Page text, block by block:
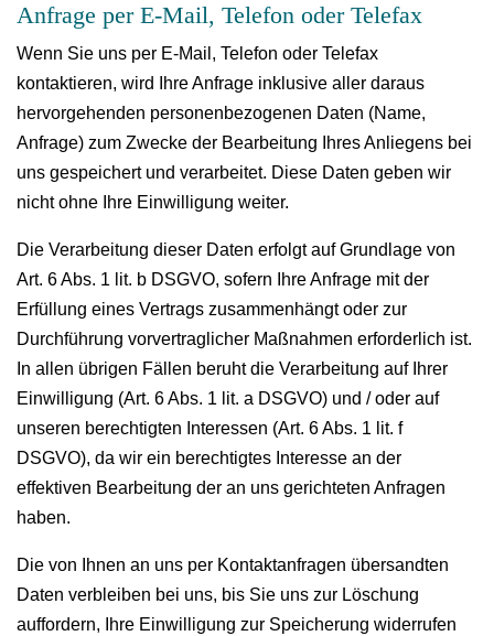
Anfrage per E-Mail, Telefon oder Telefax
Wenn Sie uns per E-Mail, Telefon oder Telefax
kontaktieren, wird Ihre Anfrage inklusive aller daraus
hervorgehenden personenbezogenen Daten (Name,
Anfrage) zum Zwecke der Bearbeitung Ihres Anliegens bei
uns gespeichert und verarbeitet. Diese Daten geben wir
nicht ohne Ihre Einwilligung weiter.
Die Verarbeitung dieser Daten erfolgt auf Grundlage von
Art. 6 Abs. 1 lit. b DSGVO, sofern Ihre Anfrage mit der
Erfüllung eines Vertrags zusammenhängt oder zur
Durchführung vorvertraglicher Maßnahmen erforderlich ist.
In allen übrigen Fällen beruht die Verarbeitung auf Ihrer
Einwilligung (Art. 6 Abs. 1 lit. a DSGVO) und / oder auf
unseren berechtigten Interessen (Art. 6 Abs. 1 lit. f
DSGVO), da wir ein berechtigtes Interesse an der
effektiven Bearbeitung der an uns gerichteten Anfragen
haben.
Die von Ihnen an uns per Kontaktanfragen übersandten
Daten verbleiben bei uns, bis Sie uns zur Löschung
auffordern, Ihre Einwilligung zur Speicherung widerrufen